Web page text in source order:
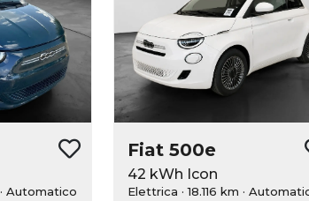
· Automatico
Fiat 500e
42 kWh Icon
Elettrica · 18.116 km ·